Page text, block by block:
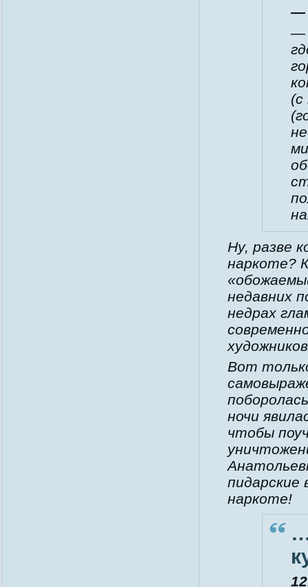
—
—
Ну, разве
наркоте?
недавних
недрах
Вот
ночи
чтобы
пидарские
наркоте!